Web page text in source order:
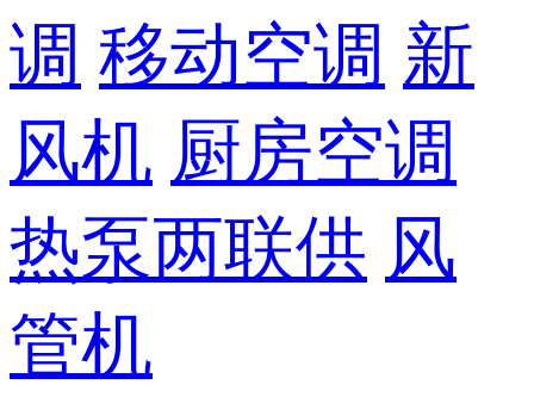
调 移动空调 新
风机 厨房空调
热泵两联供 风
管机